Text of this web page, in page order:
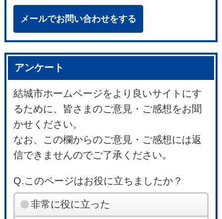
メールでお問い合わせをする
アンケート
結城市ホームページをより良いサイトにす
るために、皆さまのご意見・ご感想をお聞
かせください。
なお、この欄からのご意見・ご感想には返
信できませんのでご了承ください。
Q.このページはお役に立ちましたか？
非常に役に立った